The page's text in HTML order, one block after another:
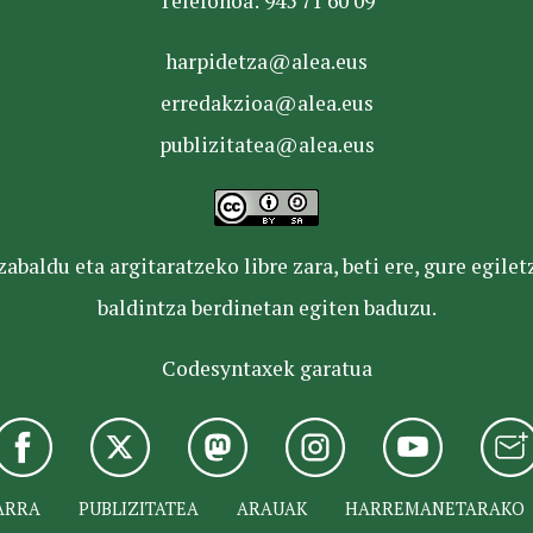
harpidetza@alea.eus
erredakzioa@alea.eus
publizitatea@alea.eus
eta argitaratzeko libre zara, beti ere, gure
baldintza berdinetan egiten baduzu.
Codesyntaxek garatua
PUBLIZITATEA ARAUAK HARREMANETARAKO